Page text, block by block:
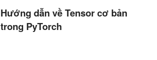
Hướng dẫn về Tensor cơ bản
trong PyTorch